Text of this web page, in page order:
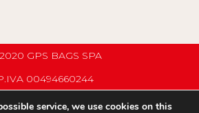
GPS BAGS SPA
00494660244
PRIVACY POLICY
service, we use cookies on this